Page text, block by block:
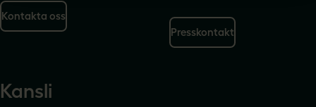
Kontakta oss
Presskontakt
Kansli